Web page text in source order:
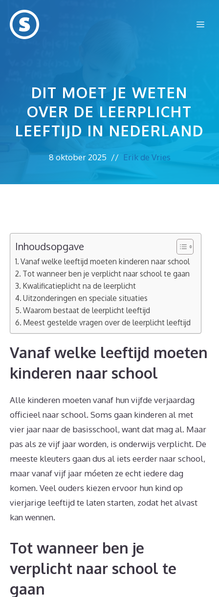
naar
DIT MOET JE WETEN
OVER DE LEERPLICHT
LEEFTIJD IN NEDERLAND
8 oktober 2025 // Erik de Vries
Inhoudsopgave
Vanaf welke leeftijd moeten kinderen naar school
Tot wanneer ben je verplicht naar school te gaan
Kwalificatieplicht na de leerplicht
Uitzonderingen en speciale situaties
Waarom bestaat de leerplicht leeftijd
Meest gestelde vragen over de leerplicht leeftijd
Vanaf welke leeftijd moeten
kinderen naar school
Alle kinderen moeten vanaf hun vijfde verjaardag
officieel naar school. Soms gaan kinderen al met
vier jaar naar de basisschool, want dat mag al. Maar
pas als ze vijf jaar worden, is onderwijs verplicht. De
meeste kleuters gaan dus al iets eerder naar school,
maar vanaf vijf jaar móeten ze echt iedere dag
komen. Veel ouders kiezen ervoor hun kind op
vierjarige leeftijd te laten starten, zodat het alvast
kan wennen.
Tot wanneer ben je
verplicht naar school te
gaan